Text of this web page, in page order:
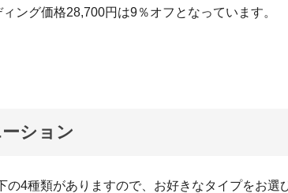
ング価格28,700円は9％オフとなっています。
ション
の4種類がありますので、お好きなタイプをお選